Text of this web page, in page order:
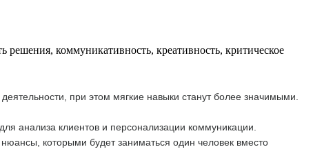
коммуникативность, креативность, критическое
при этом мягкие навыки станут более значимыми.
анализа клиентов и персонализации коммуникации.
которыми будет заниматься один человек вместо